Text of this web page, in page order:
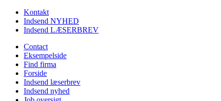
Kontakt
Indsend NYHED
Indsend LÆSERBREV
Contact
Eksempelside
Find firma
Forside
Indsend læserbrev
Indsend nyhed